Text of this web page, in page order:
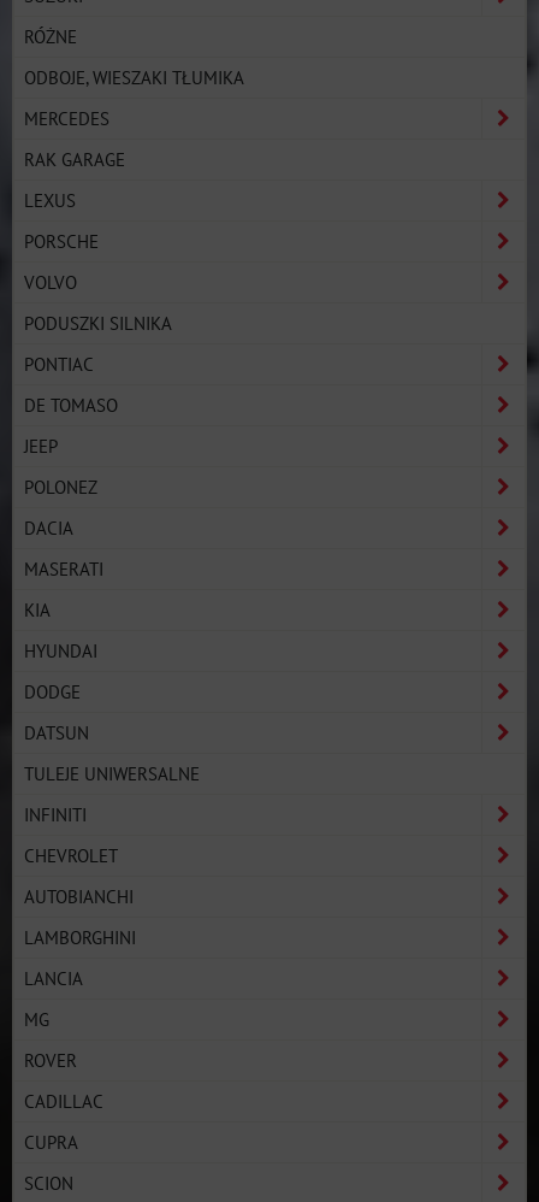
RÓŻNE
ODBOJE, WIESZAKI TŁUMIKA
MERCEDES
RAK GARAGE
LEXUS
PORSCHE
VOLVO
PODUSZKI SILNIKA
PONTIAC
DE TOMASO
JEEP
POLONEZ
DACIA
MASERATI
KIA
HYUNDAI
DODGE
DATSUN
TULEJE UNIWERSALNE
INFINITI
CHEVROLET
AUTOBIANCHI
LAMBORGHINI
LANCIA
MG
ROVER
CADILLAC
CUPRA
SCION